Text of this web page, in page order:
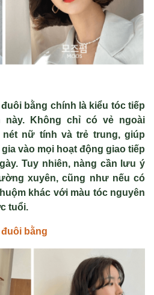
bằng chính là kiểu tóc tiếp
này. Không chỉ có vẻ ngoài
nữ tính và trẻ trung, giúp
vào mọi hoạt động giao tiếp
Tuy nhiên, nàng cần lưu ý
xuyên, cũng như nếu có
khác với màu tóc nguyên
tuổi.
đuôi bằng